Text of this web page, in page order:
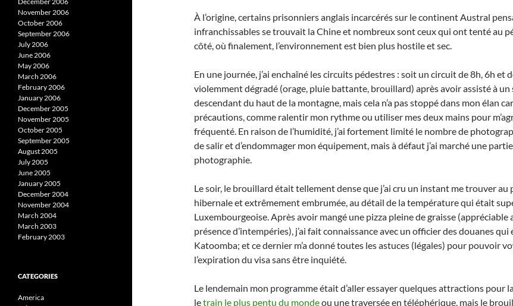
À l’origine, certains prisonniers anglais incarcérés sur le continent Austral
infranchissables se trouvait la Chine et nombreux sont ceux qui ont tenté au
côté, où finalement, l’environnement est bien plus hostile et sec.
En une journée, j’ai enchaîné les circuits pédestres : soit un circuit de 8h, 6h et
violemment dégradé (orage, pluie battante, brouillard) après avoir assisté à
descendant du haut de la montagne, mais cela n’a pas stoppé dans mon élan
précautions, comme ralentir mon rythme ou utiliser mes deux mains pour
fréquenté. En raison de l’humidité, j’ai fortement limité le nombre de
de salir et d’endommager mon équipement, mais à défaut j’ai marché une
photographie.
Le soir, le brouillard était tellement dense que j’ai cru un instant me trouver
hibernale et extrêmement embrumée, au détail de la température qui était
Luxembourgeoise. Après avoir mangé une pizza pleine de graisse
présence d’intempéries), j’ai fait connaissance avec un officier des douanes
Katoomba; et ce dernier m’a donné toutes les astuces (légales) pour pouvoir
l’expiration du visa sans être inquiété.
Le lendemain mon programme était d’aller essayer quelques attractions pour
letrain le plus pentu du mondeou une traversée en téléphérique, mais le
November 2006
October 2006
September 2006
July 2006
June 2006
May 2006
March 2006
February 2006
January 2006
December 2005
November 2005
October 2005
September 2005
August 2005
July 2005
June 2005
January 2005
December 2004
November 2004
March 2004
March 2003
February 2003
CATEGORIES
America